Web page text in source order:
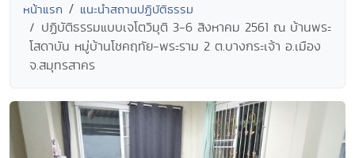
หน้าแรก แนะนำสถานปฏิบัติธรรม
ปฏิบัติธรรมแบบเจโตวิมุติ 3-6 สิงหาคม 2561 ณ บ้านพระ
โสดาบัน หมู่บ้านโชคฤทัย-พระราม 2 ต.บางกระเจ้า อ.เมือง
จ.สมุทรสาคร